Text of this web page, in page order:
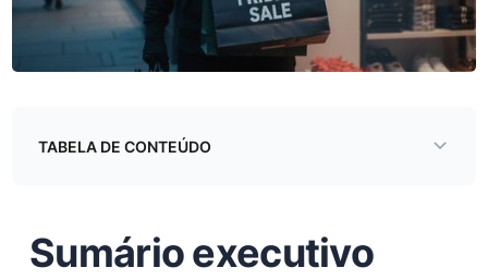
TABELA DE CONTEÚDO
Características do modelo e análise do site
Sumário executivo